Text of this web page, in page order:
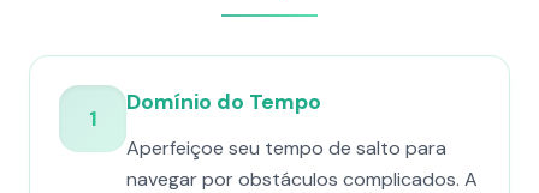
1
Domínio do Tempo
Aperfeiçoe seu tempo de salto para
navegar por obstáculos complicados. A